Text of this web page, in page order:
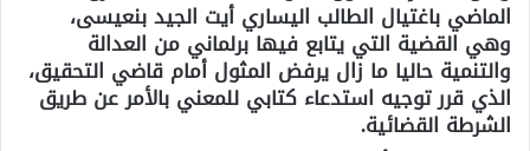
الماضي باغتيال الطالب اليساري أيت الجيد بنعيسى،
وهي القضية التي يتابع فيها برلماني من العدالة
والتنمية حاليا ما زال يرفض المثول أمام قاضي التحقيق،
الذي قرر توجيه استدعاء كتابي للمعني بالأمر عن طريق
الشرطة القضائية.